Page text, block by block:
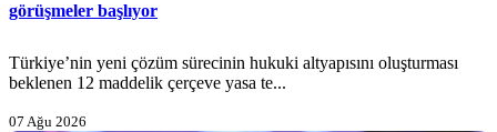
görüşmeler başlıyor
Türkiye’nin yeni çözüm sürecinin hukuki altyapısını oluşturması
beklenen 12 maddelik çerçeve yasa te...
07 Ağu 2026